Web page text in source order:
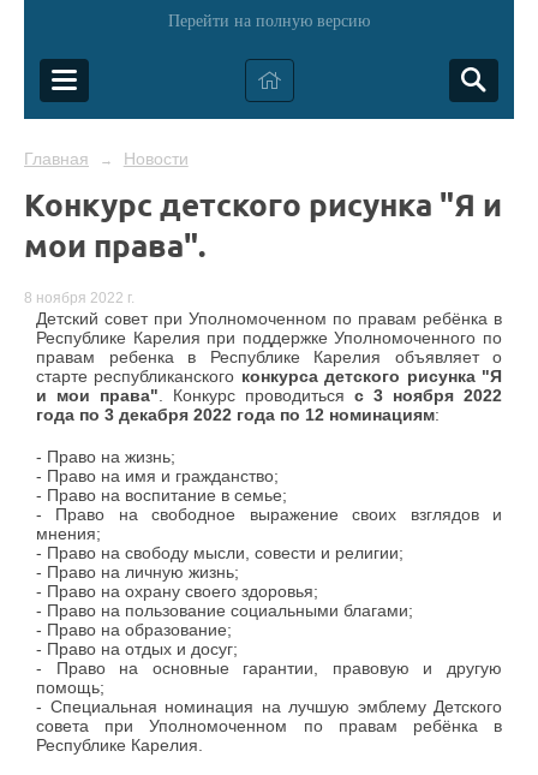
Перейти на полную версию
Главная → Новости
Конкурс детского рисунка "Я и
мои права".
8 ноября 2022 г.
Детский совет при Уполномоченном по правам ребёнка в
Республике Карелия при поддержке Уполномоченного по
правам ребенка в Республике Карелия объявляет о
старте республиканского конкурса детского рисунка "Я
и мои права". Конкурс проводиться с 3 ноября 2022
года по 3 декабря 2022 года по 12 номинациям:
- Право на жизнь;
- Право на имя и гражданство;
- Право на воспитание в семье;
- Право на свободное выражение своих взглядов и
мнения;
- Право на свободу мысли, совести и религии;
- Право на личную жизнь;
- Право на охрану своего здоровья;
- Право на пользование социальными благами;
- Право на образование;
- Право на отдых и досуг;
- Право на основные гарантии, правовую и другую
помощь;
- Специальная номинация на лучшую эмблему Детского
совета при Уполномоченном по правам ребёнка в
Республике Карелия.